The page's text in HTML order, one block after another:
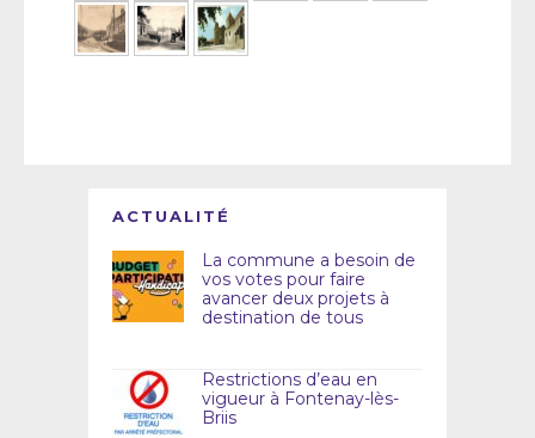
ACTUALITÉ
La commune a besoin de
vos votes pour faire
avancer deux projets à
destination de tous
Restrictions d’eau en
vigueur à Fontenay-lès-
Briis